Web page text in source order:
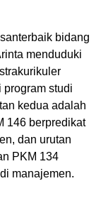
bidang
menduduki
studi
kedua adalah
146 berpredikat
dan urutan
PKM 134
manajemen.